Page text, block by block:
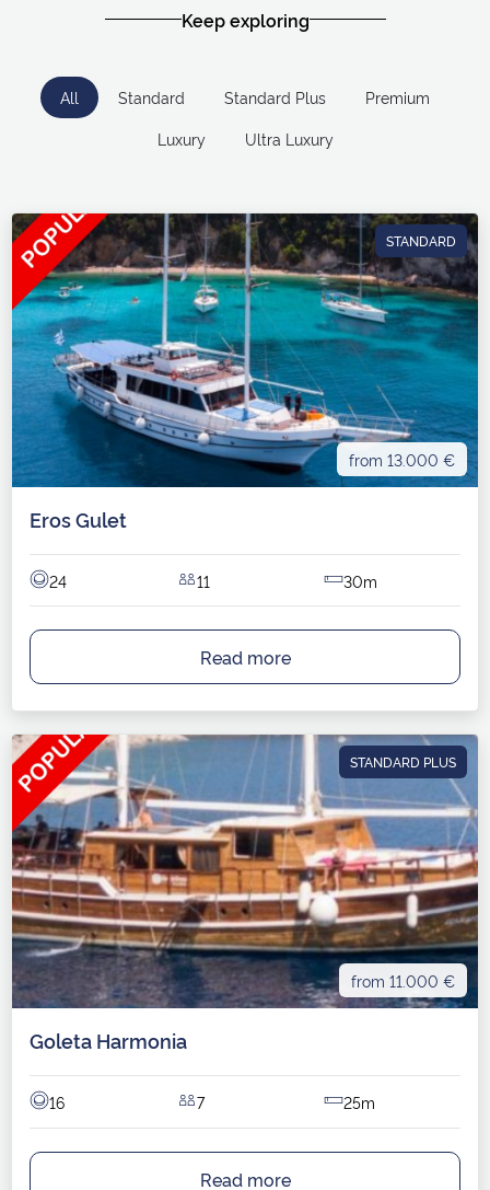
Keep exploring
All Standard Standard Plus
Premium
Luxury
Ultra Luxury
STANDARD
from 13.000 €
Eros Gulet
24 11 30m
Read more
STANDARD PLUS
from 11.000 €
Goleta Harmonia
16 7 25m
Read more